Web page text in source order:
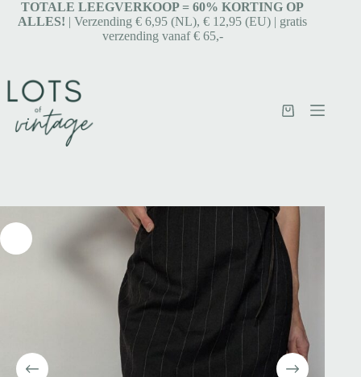
TOTALE LEEGVERKOOP = 60% KORTING OP
ALLES! | Verzending € 6,95 (NL), € 12,95 (EU) | gratis
verzending vanaf € 65,-